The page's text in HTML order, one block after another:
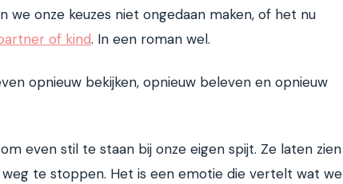
we onze keuzes niet ongedaan maken, of het nu
of kind. In een roman wel.
opnieuw bekijken, opnieuw beleven en opnieuw
even stil te staan bij onze eigen spijt. Ze laten zien
te stoppen. Het is een emotie die vertelt wat we